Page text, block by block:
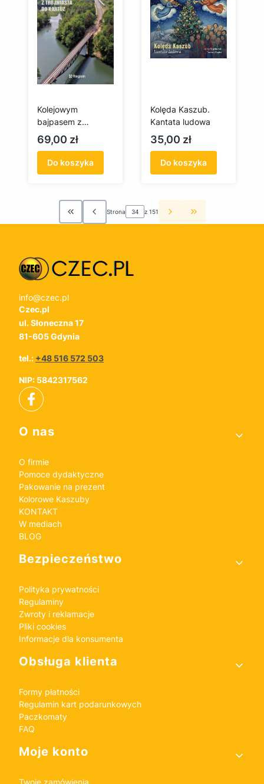
Kolejowym
bajpasem z
Trójmiasta do
Kartuz
Cena
69,00 zł
Do koszyka
Kolęda Kaszub.
Kantata ludowa
Cena
35,00 zł
Do koszyka
Wróć do pierwszej strony z produktami
Strona z 151 Przejdź do
info@czec.pl
Czec.pl
ul. Słoneczna 17
81-605 Gdynia
tel.: +48 516 572 503
NIP: 5842317562
Linki w stopce
O nas
O firmie
Pomoce dydaktyczne
Pakowanie na prezent
Kolorowe Kaszuby
KONTAKT
W mediach
BLOG
Bezpieczeństwo
Polityka prywatności
Regulaminy
Zwroty i reklamacje
Pliki cookies
Informacje dla konsumenta
Obsługa klienta
Formy płatności
Regulamin kart podarunkowych
Paczkomaty
FAQ
Moje konto
Twoje zamówienia